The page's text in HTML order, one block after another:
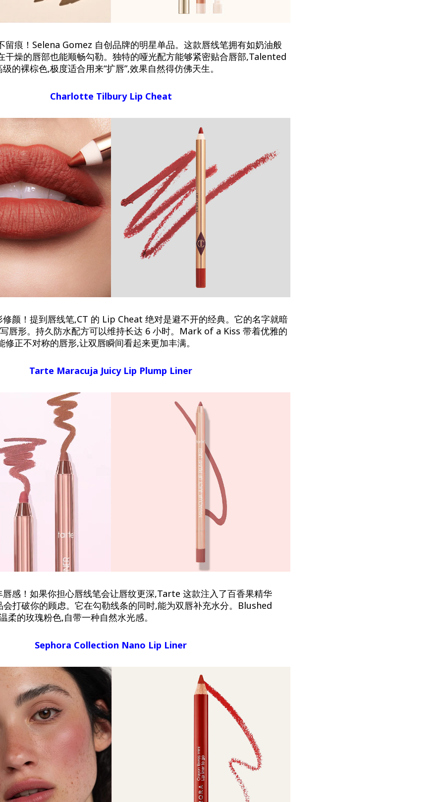
留痕！Selena Gomez 自创品牌的明星单品。这款唇线笔拥有如奶油般
干燥的唇部也能顺畅勾勒。独特的哑光配方能够紧密贴合唇部,Talented
的裸棕色,极度适合用来“扩唇”,效果自然得仿佛天生。
Charlotte Tilbury Lip Cheat
颜！提到唇线笔,CT 的 Lip Cheat 绝对是避不开的经典。它的名字就暗
写唇形。持久防水配方可以维持长达 6 小时。Mark of a Kiss 带着优雅的
修正不对称的唇形,让双唇瞬间看起来更加丰满。
Tarte Maracuja Juicy Lip Plump Liner
感！如果你担心唇线笔会让唇纹更深,Tarte 这款注入了百香果精华
打破你的顾虑。它在勾勒线条的同时,能为双唇补充水分。Blushed
柔的玫瑰粉色,自带一种自然水光感。
Sephora Collection Nano Lip Liner